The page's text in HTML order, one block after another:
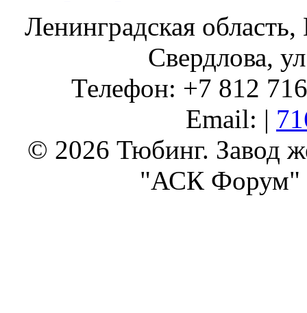
Ленинградская
Свердлова,
Телефон: +7 812
Email: |
© 2026 Тюбинг. Завод
"АСК Форум"